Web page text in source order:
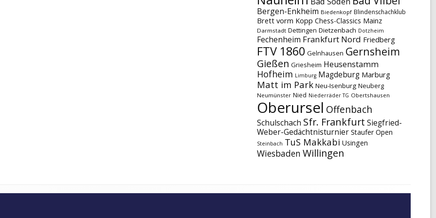
Bergen-Enkheim Biedenkopf Blindenschachklub
Brett vorm Kopp Chess-Classics Mainz
Darmstadt Dettingen Dietzenbach Dotzheim
Fechenheim Frankfurt Nord Friedberg
FTV 1860 Gelnhausen Gernsheim
Gießen Griesheim Heusenstamm
Hofheim Limburg Magdeburg Marburg
Matt im Park Neu-Isenburg Neuberg
Neumünster Nied Niederräder TG Obertshausen
Oberursel Offenbach
Schulschach Sfr. Frankfurt Siegfried-
Weber-Gedächtnisturnier Staufer Open
Steinbach TuS Makkabi Usingen
Wiesbaden Willingen